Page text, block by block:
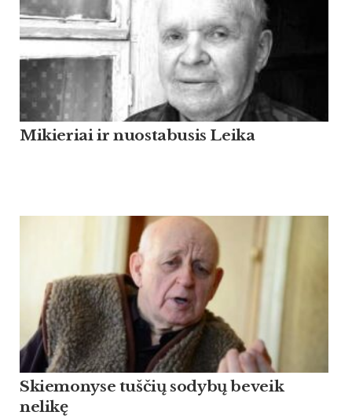
Mikieriai ir nuostabusis Leika
Skiemonyse tuščių sodybų beveik
nelikę